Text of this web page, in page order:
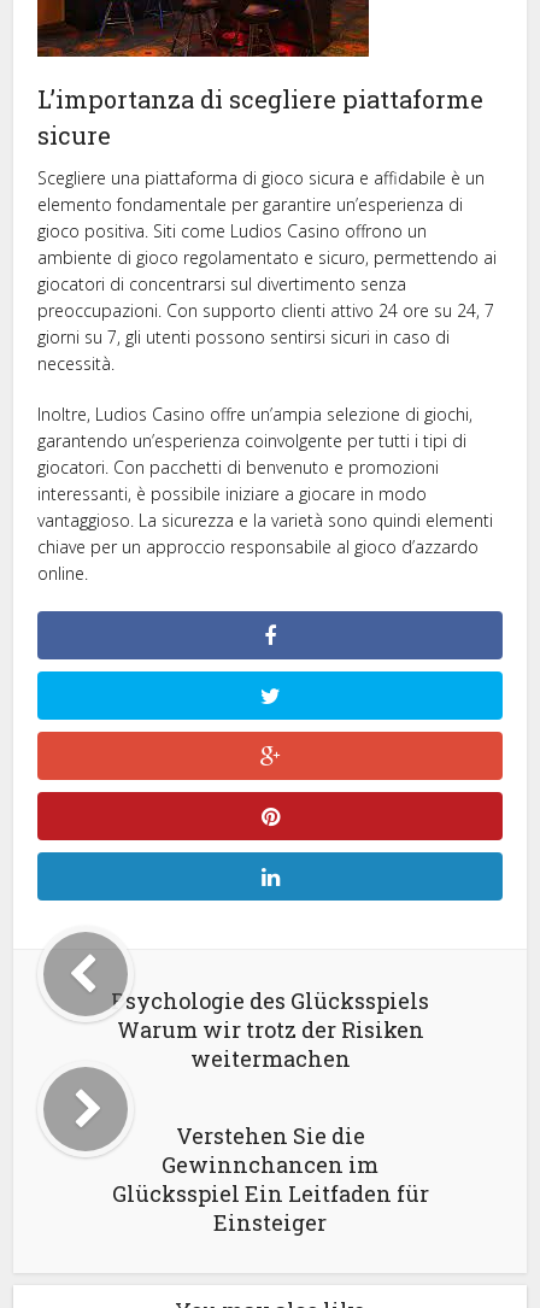
L’importanza di scegliere piattaforme
sicure
Scegliere una piattaforma di gioco sicura e affidabile è un
elemento fondamentale per garantire un’esperienza di
gioco positiva. Siti come Ludios Casino offrono un
ambiente di gioco regolamentato e sicuro, permettendo ai
giocatori di concentrarsi sul divertimento senza
preoccupazioni. Con supporto clienti attivo 24 ore su 24, 7
giorni su 7, gli utenti possono sentirsi sicuri in caso di
necessità.
Inoltre, Ludios Casino offre un’ampia selezione di giochi,
garantendo un’esperienza coinvolgente per tutti i tipi di
giocatori. Con pacchetti di benvenuto e promozioni
interessanti, è possibile iniziare a giocare in modo
vantaggioso. La sicurezza e la varietà sono quindi elementi
chiave per un approccio responsabile al gioco d’azzardo
online.
Psychologie des Glücksspiels
Warum wir trotz der Risiken
weitermachen
Verstehen Sie die
Gewinnchancen im
Glücksspiel Ein Leitfaden für
Einsteiger